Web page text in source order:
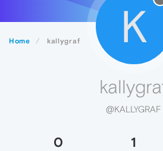
Home kallygraf K
@KALLYGRAF
0 1